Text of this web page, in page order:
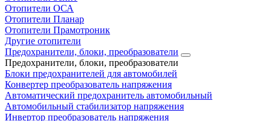
Отопители ОСА
Отопители Планар
Отопители Прамотроник
Другие отопители
Предохранители, блоки, преобразователи
Предохранители, блоки, преобразователи
Блоки предохранителей для автомобилей
Конвертер преобразователь напряжения
Автоматический предохранитель автомобильный
Автомобильный стабилизатор напряжения
Инвертор преобразователь напряжения